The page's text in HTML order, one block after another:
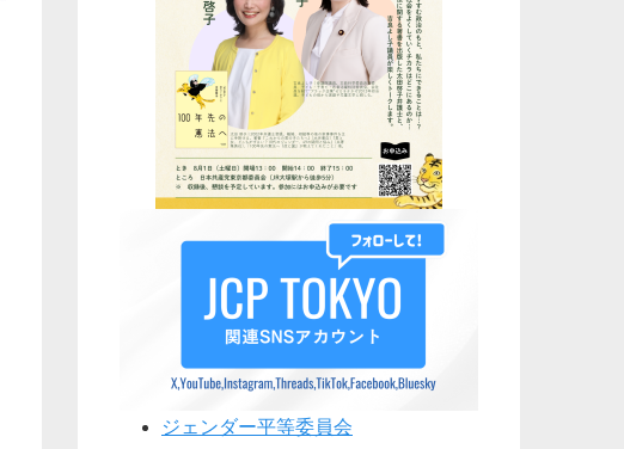
ジェンダー平等委員会